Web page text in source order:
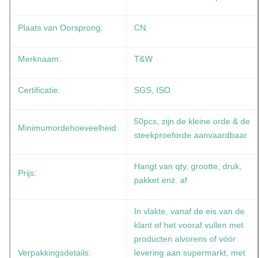
Plaats van Oorsprong: CN
Merknaam: T&W
Certificatie: SGS, ISO
Minimumordehoeveelheid:
50pcs, zijn de kleine orde & de
steekproeforde aanvaardbaar
Prijs:
Hangt van qty, grootte, druk,
pakket enz. af
Verpakkingsdetails:
In vlakte, vanaf de eis van de
klant of het vooraf vullen met
producten alvorens of vóór
levering aan supermarkt, met